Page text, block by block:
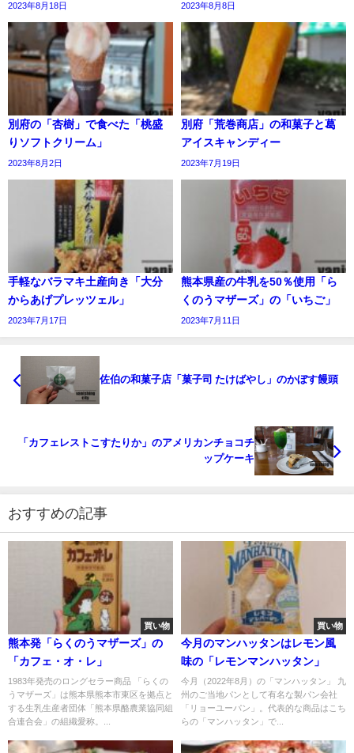
2023年8月18日 2023年8月8日
別府の「杏樹」で食べた「桃盛
りソフトクリーム」
2023年8月2日
別府「荒巻商店」の和菓子と葛
アイスキャンディー
2023年7月19日
手軽なバラマキ土産向き「大分
からあげプレッツェル」
2023年7月17日
熊本県産の牛乳を50％使用「ら
くのうマザーズ」の「いちご」
2023年7月11日
佐伯の和菓子店「菓子司 たけばやし」のかぼす饅頭
「カフェレストこすたりか」のアメリカンチョコチ
ップケーキ
おすすめの記事
買い物
熊本発「らくのうマザーズ」の
「カフェ・オ・レ」
1983年発売のロングセラー商品 「らくの
うマザーズ」は熊本県熊本市東区を拠点と
する生乳生産者団体「熊本県酪農業協同組
合連合会」の組織愛称。...
買い物
今月のマンハッタンはレモン風
味の「レモンマンハッタン」
今月（2022年8月）の「マンハッタン」 九
州のご当地パンとして有名な製パン会社
「リョーユーパン」。代表的な商品はこち
らの「マンハッタン」で...